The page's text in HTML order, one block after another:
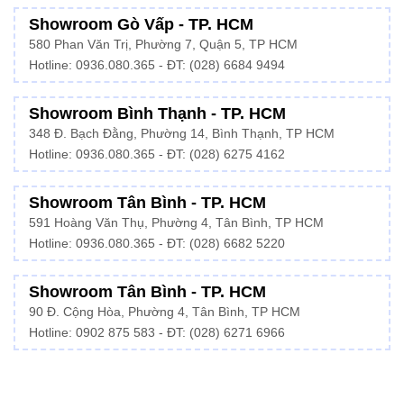
Showroom Gò Vấp - TP. HCM
580 Phan Văn Trị, Phường 7, Quận 5, TP HCM
Hotline: 0936.080.365 - ĐT: (028) 6684 9494
Showroom Bình Thạnh - TP. HCM
348 Đ. Bạch Đằng, Phường 14, Bình Thạnh, TP HCM
Hotline: 0936.080.365 - ĐT: (028) 6275 4162
Showroom Tân Bình - TP. HCM
591 Hoàng Văn Thụ, Phường 4, Tân Bình, TP HCM
Hotline: 0936.080.365 - ĐT: (028) 6682 5220
Showroom Tân Bình - TP. HCM
90 Đ. Cộng Hòa, Phường 4, Tân Bình, TP HCM
Hotline: 0902 875 583 - ĐT: (028) 6271 6966